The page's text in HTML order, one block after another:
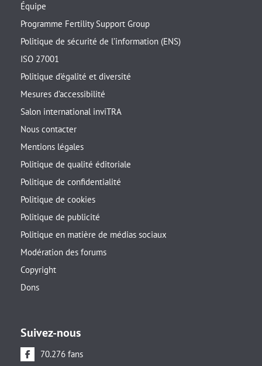
Équipe
Programme Fertility Support Group
Politique de sécurité de l’information (ENS)
ISO 27001
Politique d’égalité et diversité
Mesures d’accessibilité
Salon international inviTRA
Nous contacter
Mentions légales
Politique de qualité éditoriale
Politique de confidentialité
Politique de cookies
Politique de publicité
Politique en matière de médias sociaux
Modération des forums
Copyright
Dons
Suivez-nous
70.276 fans